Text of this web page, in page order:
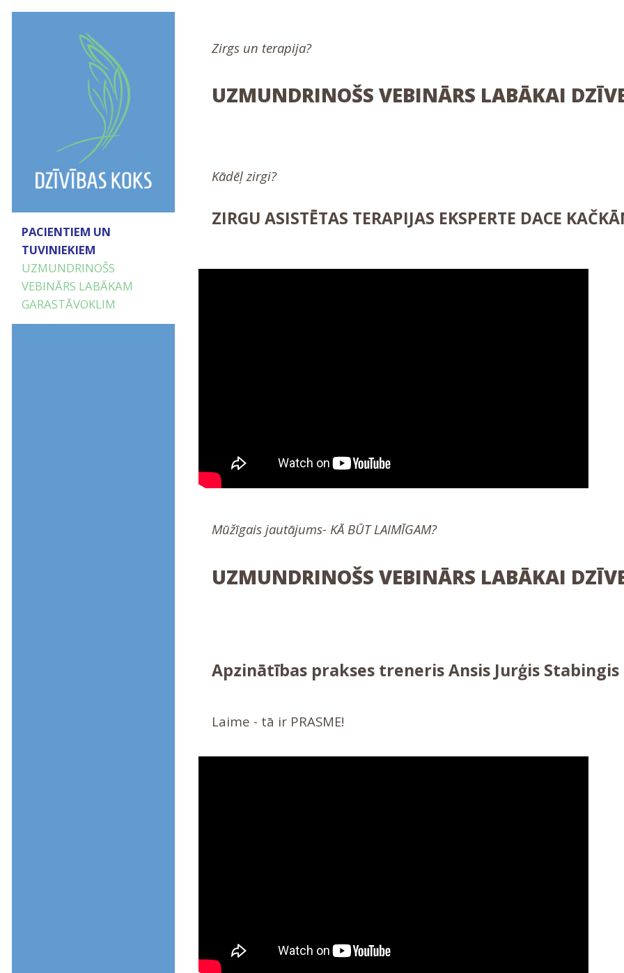
PACIENTIEM UN
TUVINIEKIEM
UZMUNDRINOŠS
VEBINĀRS LABĀKAM
GARASTĀVOKLIM
Zirgs un terapija?
UZMUNDRINOŠS VEBINĀRS LABĀKAI
Kādēļ zirgi?
ZIRGU ASISTĒTAS TERAPIJAS EKSPERTE DACE
Mūžīgais jautājums- KĀ BŪT LAIMĪGAM?
UZMUNDRINOŠS VEBINĀRS LABĀKAI
Apzinātības prakses treneris Ansis Jurģis Stabingis
Laime - tā ir PRASME!